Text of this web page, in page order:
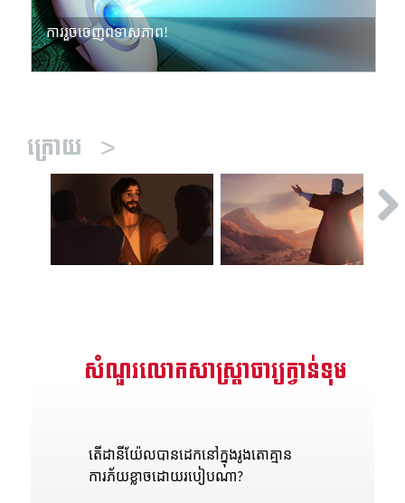
ការរួចចេញពីទាសភាព!
ក្រោយ >
សំណួរលោកសាស្រ្តាចារ្យក្វាន់ទុម
តើដានីយ៉ែលបានដេកនៅក្នុងរូងតោគ្មាន
ការភ័យខ្លាចដោយរបៀបណា?